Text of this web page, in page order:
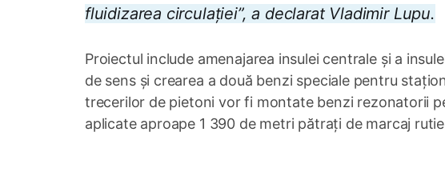
fluidizarea circulației”, a declarat Vladimir Lupu.
Proiectul include amenajarea insulei centrale și a
de sens și crearea a două benzi speciale pentru
trecerilor de pietoni vor fi montate benzi rezonatorii
aplicate aproape 1 390 de metri pătrați de marcaj